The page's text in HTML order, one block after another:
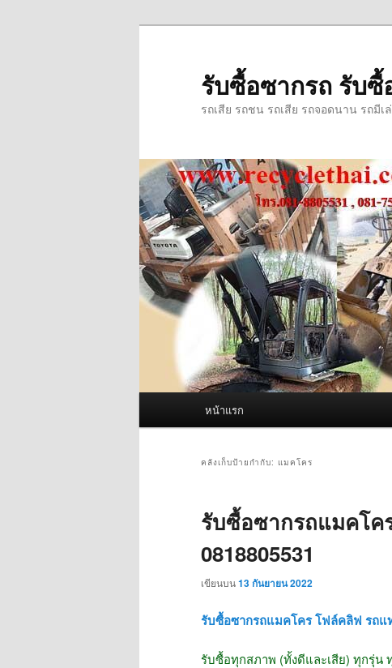
รับซื้อซากรถ รับซื้
รถเสีย รถชน รถเสีย รถจอดนาน รถมีเ
หน้าแรก
คลังเก็บป้ายกำกับ: แมคโคร
รับซื้อซากรถแมคโค
0818805531
เขียนบน13 กันยายน 2022
รับซื้อซากรถแมคโคร โฟล์คลิฟ รถแ
รับซื้อทุกสภาพ (ทั้งดีและเสีย) ทุกรุ่น